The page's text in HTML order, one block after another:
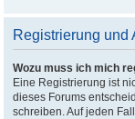
Registrierung und
Wozu muss ich mich
Eine Registrierung ist
dieses Forums
schreiben. Auf jeden